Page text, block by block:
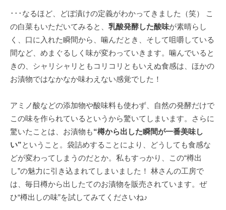
･･･なるほど、どぼ漬けの定義がわかってきました（笑） こ
の白菜もいただいてみると、乳酸発酵した酸味が素晴らし
く、口に入れた瞬間から、噛んだとき、そして咀嚼している
間など、めまぐるしく味が変わっていきます。噛んでいると
きの、シャリシャリともコリコリともいえぬ食感は、ほかの
お漬物ではなかなか味わえない感覚でした！
アミノ酸などの添加物や酸味料も使わず、自然の発酵だけで
この味を作られているというから驚いてしまいます。さらに
驚いたことは、お漬物も“樽から出した瞬間が一番美味し
い”ということ。袋詰めすることにより、どうしても食感な
どが変わってしまうのだとか。私もすっかり、この“樽出
し”の魅力に引き込まれてしまいました！ 林さんの工房で
は、毎日樽から出したてのお漬物を販売されています。ぜ
ひ“樽出しの味”を試してみてくださいね♪